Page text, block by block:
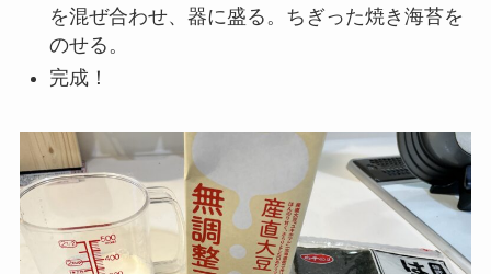
を混ぜ合わせ、器に盛る。ちぎった焼き海苔を
のせる。
完成！